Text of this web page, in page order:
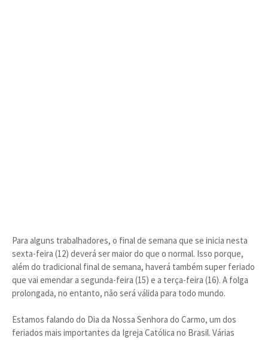
Para alguns trabalhadores, o final de semana que se inicia nesta
sexta-feira (12) deverá ser maior do que o normal. Isso porque,
além do tradicional final de semana, haverá também super feriado
que vai emendar a segunda-feira (15) e a terça-feira (16). A folga
prolongada, no entanto, não será válida para todo mundo.
Estamos falando do Dia da Nossa Senhora do Carmo, um dos
feriados mais importantes da Igreja Católica no Brasil. Várias